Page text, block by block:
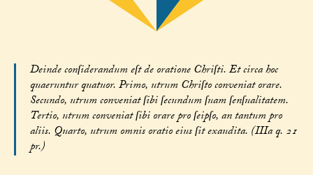
Deinde conſiderandum eſt de oratione Chriſti. Et circa hoc
quaeruntur quatuor. Primo, utrum Chriſto conveniat orare.
Secundo, utrum conveniat ſibi ſecundum ſuam ſenſualitatem.
Tertio, utrum conveniat ſibi orare pro ſeipſo, an tantum pro
aliis. Quarto, utrum omnis oratio eius ſit exaudita. (IIIa q. 21
pr.)